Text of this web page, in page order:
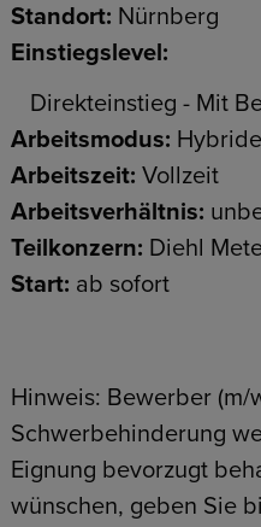
Standort: Nürnberg
Einstiegslevel:
Direkteinstieg - Mit
Arbeitsmodus:
Arbeitszeit: Vollzeit
Arbeitsverhältnis:
Teilkonzern: Diehl
Start: ab sofort
Hinweis: Bewerber (m/
Schwerbehinderung
Eignung bevorzugt
wünschen, geben Sie